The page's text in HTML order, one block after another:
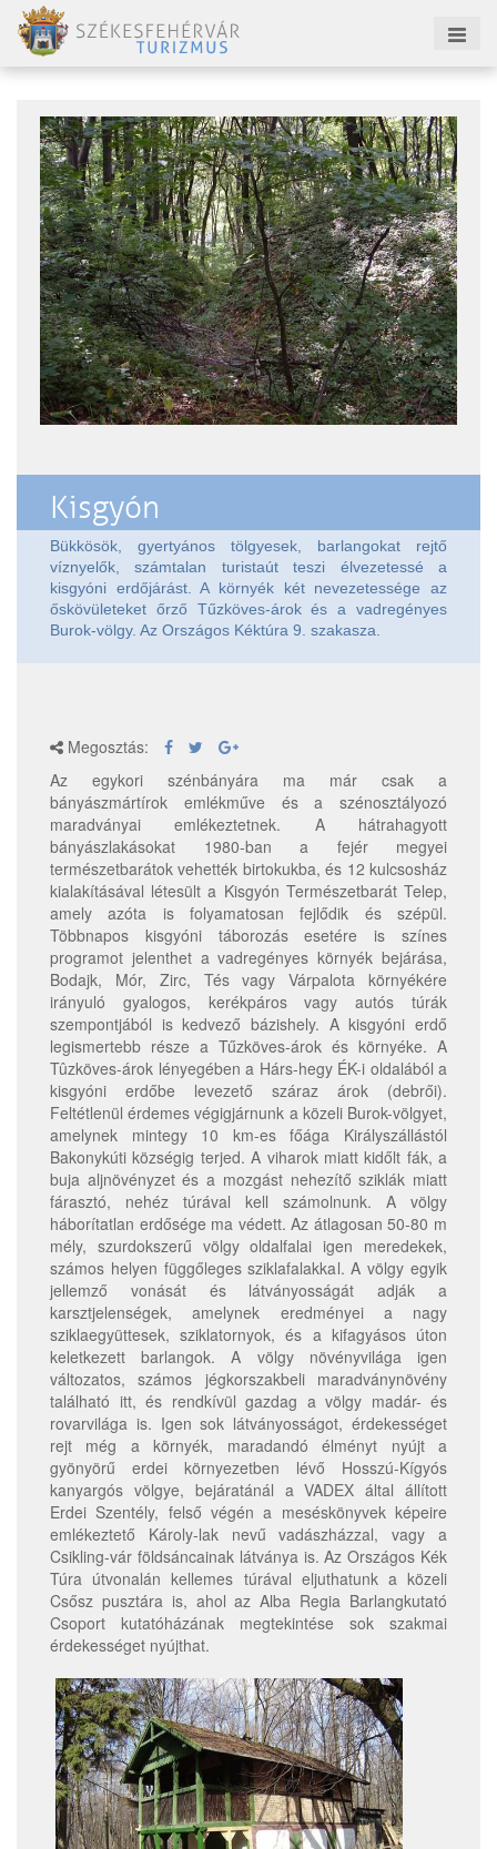
Kisgyón
Bükkösök, gyertyános tölgyesek, barlangokat rejtő
víznyelők, számtalan turistaút teszi élvezetessé a
kisgyóni erdőjárást. A környék két nevezetessége az
őskövületeket őrző Tűzköves-árok és a vadregényes
Burok-völgy. Az Országos Kéktúra 9. szakasza.
Megosztás:
Az egykori szénbányára ma már csak a
bányászmártírok emlékműve és a szénosztályozó
maradványai emlékeztetnek. A hátrahagyott
bányászlakásokat 1980-ban a fejér megyei
természetbarátok vehették birtokukba, és 12 kulcsosház
kialakításával létesült a Kisgyón Természetbarát Telep,
amely azóta is folyamatosan fejlődik és szépül.
Többnapos kisgyóni táborozás esetére is színes
programot jelenthet a vadregényes környék bejárása,
Bodajk, Mór, Zirc, Tés vagy Várpalota környékére
irányuló gyalogos, kerékpáros vagy autós túrák
szempontjából is kedvező bázishely. A kisgyóni erdő
legismertebb része a Tűzköves-árok és környéke. A
Tûzköves-árok lényegében a Hárs-hegy ÉK-i oldalából a
kisgyóni erdőbe levezető száraz árok (debrői).
Feltétlenül érdemes végigjárnunk a közeli Burok-völgyet,
amelynek mintegy 10 km-es főága Királyszállástól
Bakonykúti községig terjed. A viharok miatt kidőlt fák, a
buja aljnövényzet és a mozgást nehezítő sziklák miatt
fárasztó, nehéz túrával kell számolnunk. A völgy
háborítatlan erdősége ma védett. Az átlagosan 50-80 m
mély, szurdokszerű völgy oldalfalai igen meredekek,
számos helyen függőleges sziklafalakkal. A völgy egyik
jellemző vonását és látványosságát adják a
karsztjelenségek, amelynek eredményei a nagy
sziklaegyüttesek, sziklatornyok, és a kifagyásos úton
keletkezett barlangok. A völgy növényvilága igen
változatos, számos jégkorszakbeli maradványnövény
található itt, és rendkívül gazdag a völgy madár- és
rovarvilága is. Igen sok látványosságot, érdekességet
rejt még a környék, maradandó élményt nyújt a
gyönyörű erdei környezetben lévő Hosszú-Kígyós
kanyargós völgye, bejáratánál a VADEX által állított
Erdei Szentély, felső végén a meséskönyvek képeire
emlékeztető Károly-lak nevű vadászházzal, vagy a
Csikling-vár földsáncainak látványa is. Az Országos Kék
Túra útvonalán kellemes túrával eljuthatunk a közeli
Csősz pusztára is, ahol az Alba Regia Barlangkutató
Csoport kutatóházának megtekintése sok szakmai
érdekességet nyújthat.